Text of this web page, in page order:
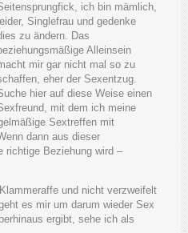
ich bin mämlich,
leider, Singlefrau und gedenke
zu ändern. Das
Alleinsein
mir gar nicht mal so zu
eher der Sexentzug.
hier auf diese Weise einen
mit dem ich meine
Sextreffen mit
dann aus dieser
richtige Beziehung wird –
und nicht verzweifelt
es mir um darum wieder Sex
ergibt, sehe ich als